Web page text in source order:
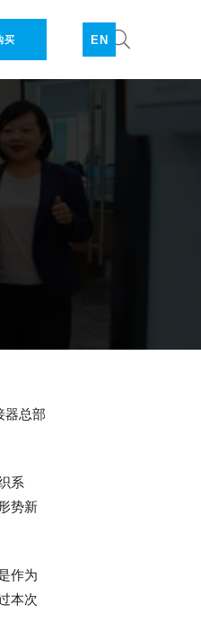
买 EN
器总部
系
势新
作为
本次